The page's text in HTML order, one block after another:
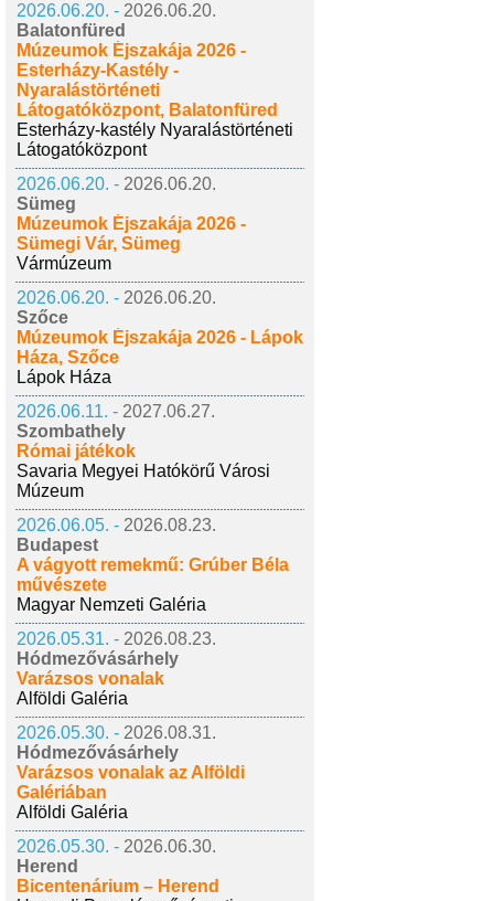
2026.06.20. - 2026.06.20.
Balatonfüred
Múzeumok Éjszakája 2026 -
Esterházy-Kastély -
Nyaralástörténeti
Látogatóközpont, Balatonfüred
Esterházy-kastély Nyaralástörténeti
Látogatóközpont
2026.06.20. - 2026.06.20.
Sümeg
Múzeumok Éjszakája 2026 -
Sümegi Vár, Sümeg
Vármúzeum
2026.06.20. - 2026.06.20.
Szőce
Múzeumok Éjszakája 2026 - Lápok
Háza, Szőce
Lápok Háza
2026.06.11. - 2027.06.27.
Szombathely
Római játékok
Savaria Megyei Hatókörű Városi
Múzeum
2026.06.05. - 2026.08.23.
Budapest
A vágyott remekmű: Grúber Béla
művészete
Magyar Nemzeti Galéria
2026.05.31. - 2026.08.23.
Hódmezővásárhely
Varázsos vonalak
Alföldi Galéria
2026.05.30. - 2026.08.31.
Hódmezővásárhely
Varázsos vonalak az Alföldi
Galériában
Alföldi Galéria
2026.05.30. - 2026.06.30.
Herend
Bicentenárium – Herend